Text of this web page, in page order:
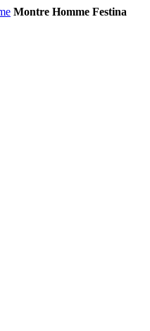
Montre Homme Festina